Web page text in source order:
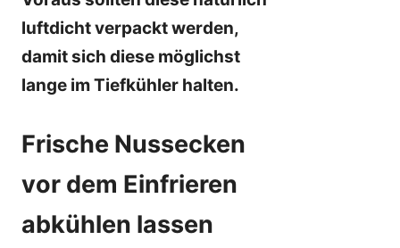
luftdicht verpackt werden,
damit sich diese möglichst
lange im Tiefkühler halten.
Frische Nussecken
vor dem Einfrieren
abkühlen lassen